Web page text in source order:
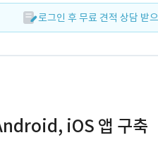
로그인 후 무료 견적 상담 받
iOS 앱 구축